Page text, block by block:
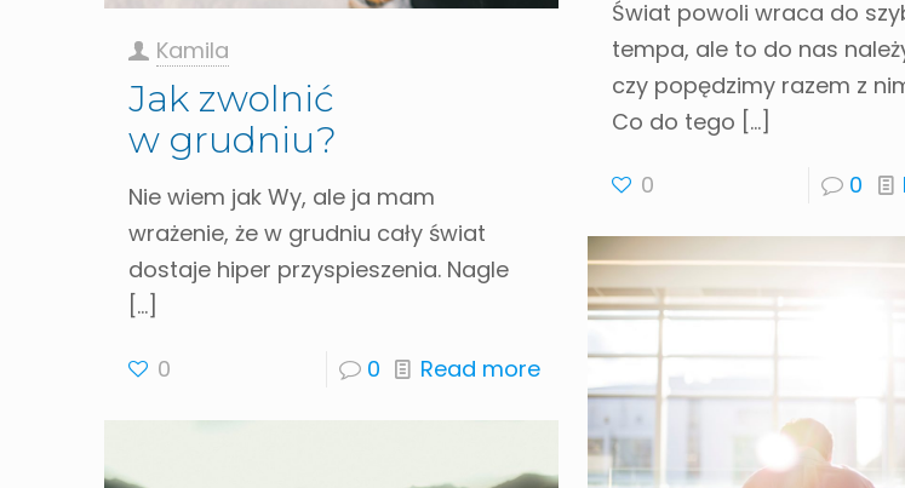
Świat powoli wraca do
tempa, ale to do nas
czy popędzimy razem z
Co do tego […]
0 0
Kamila
Jak zwolnić
w grudniu?
Nie wiem jak Wy, ale ja mam
wrażenie, że w grudniu cały świat
dostaje hiper przyspieszenia. Nagle
[…]
0 0 Read more